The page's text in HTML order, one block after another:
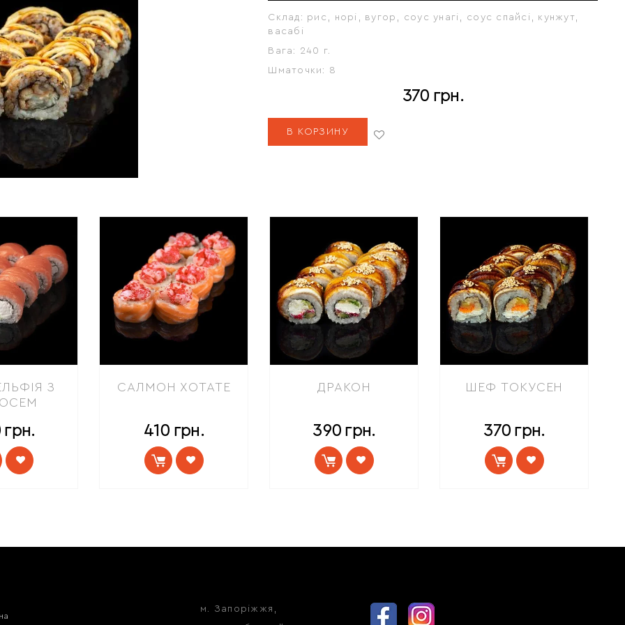
Склад: рис, норі, вугор, соус унагі, соус спайсі, кунжут,
васабі
Вага: 240 г.
Шматочки:
8
370 грн.
В КОРЗИНУ
З
грн.
САЛМОН ХОТАТЕ
410 грн.
ДРАКОН
390 грн.
ШЕФ ТОКУСЕН
370 грн.
м. Запоріжжя,